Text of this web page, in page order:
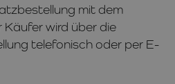
mit dem
Käufer wird über die
telefonisch oder per E-